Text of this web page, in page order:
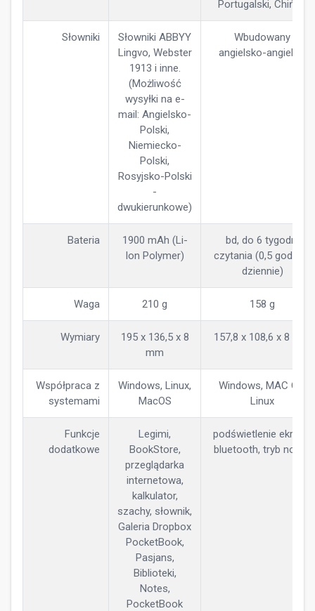
Portugalski, Chiński
Słowniki
Słowniki ABBYY
Lingvo, Webster
1913 i inne.
(Możliwość
wysyłki na e-
mail: Angielsko-
Polski,
Niemiecko-
Polski,
Rosyjsko-Polski
-
dwukierunkowe)
Wbudowany
angielsko-angielski
Bateria
1900 mAh (Li-
Ion Polymer)
bd, do 6 tygodni
czytania (0,5 godziny
dziennie)
Waga 210 g 158 g
Wymiary
195 x 136,5 x 8
mm
157,8 x 108,6 x 8 mm
Współpraca z
systemami
Windows, Linux,
MacOS
Windows, MAC OS,
Linux
Funkcje
dodatkowe
Legimi,
BookStore,
przeglądarka
internetowa,
kalkulator,
szachy, słownik,
Galeria Dropbox
PocketBook,
Pasjans,
Biblioteki,
Notes,
PocketBook
podświetlenie ekranu,
bluetooth, tryb nocny